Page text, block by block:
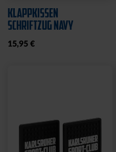
KLAPPKISSEN
SCHRIFTZUG NAVY
15,95 €